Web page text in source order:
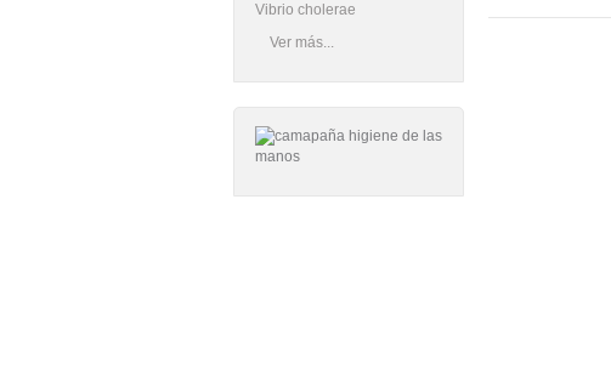
Vibrio cholerae
Ver más...